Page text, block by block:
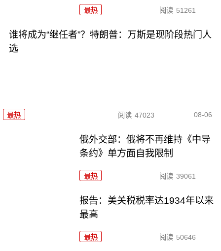
最热 阅读 51261
谁将成为“继任者”？特朗普：万斯是现阶段热门人
选
最热 阅读 47023 08-06
俄外交部：俄将不再维持《中导
条约》单方面自我限制
最热 阅读 39061
报告：美关税税率达1934年以来
最高
最热 阅读 50646